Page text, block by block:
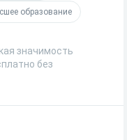
образование
значимость
без